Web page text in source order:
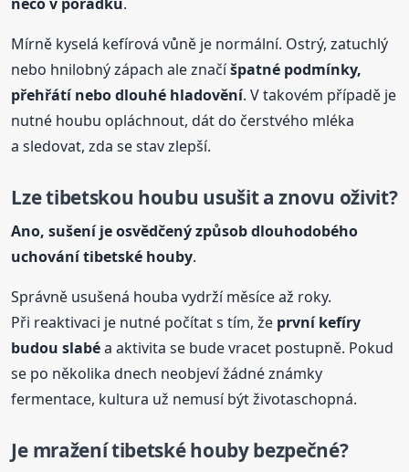
Mírně kyselá kefírová vůně je normální. Ostrý, zatuchlý
nebo hnilobný zápach ale značíšpatné podmínky,
přehřátí nebo dlouhé hladovění. V takovém případě je
nutné houbu opláchnout, dát do čerstvého mléka
a sledovat, zda se stav zlepší.
Lze tibetskou houbu usušit a znovu oživit?
Ano, sušení je osvědčený způsob dlouhodobého
uchovánítibetské houby.
Správně usušená houba vydrží měsíce až roky.
Při reaktivaci je nutné počítat s tím, že první kefíry
budou slabéa aktivita se bude vracet postupně. Pokud
se po několika dnech neobjeví žádné známky
fermentace, kultura už nemusí být životaschopná.
Je mražení tibetské houby bezpečné?